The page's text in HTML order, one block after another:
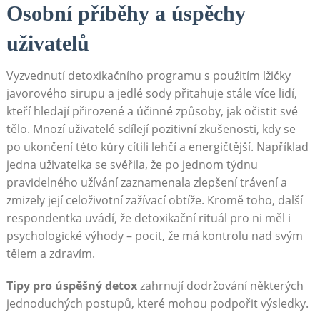
Osobní příběhy⁤ a ‌úspěchy
⁤uživatelů
Vyzvednutí detoxikačního programu s použitím lžičky
javorového sirupu a jedlé sody přitahuje stále více lidí,
kteří hledají přirozené a ⁤účinné způsoby, jak očistit své
‍tělo. Mnozí⁢ uživatelé sdílejí pozitivní zkušenosti, kdy​ se
po ​ukončení této kůry cítili lehčí a energičtější. Například
jedna uživatelka se svěřila, že po‌ jednom týdnu
pravidelného užívání⁤ zaznamenala‍ zlepšení trávení a
‌zmizely její celoživotní zažívací ‍obtíže. Kromě toho, další
respondentka uvádí, že ‌detoxikační‍ rituál pro ni měl i
psychologické ​výhody – pocit, ⁤že má kontrolu ⁣nad svým ​
tělem a zdravím.
Tipy⁣ pro úspěšný detox⁢zahrnují ‍dodržování některých
jednoduchých postupů, které⁣ mohou podpořit výsledky.